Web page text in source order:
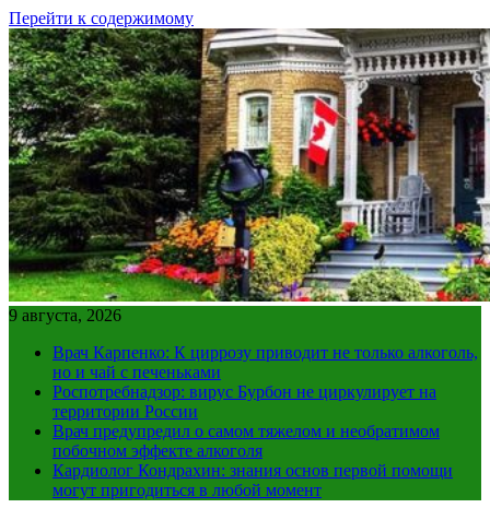
Перейти к содержимому
9 августа, 2026
Врач Карпенко: К циррозу приводит не только алкоголь,
но и чай с печеньками
Роспотребнадзор: вирус Бурбон не циркулирует на
территории России
Врач предупредил о самом тяжелом и необратимом
побочном эффекте алкоголя
Кардиолог Кондрахин: знания основ первой помощи
могут пригодиться в любой момент